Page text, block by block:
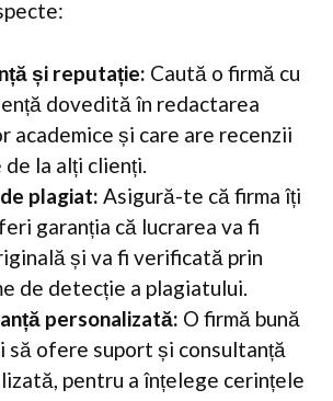
și reputație: Caută o firmă cu
dovedită în redactarea
academice și care are recenzii
la alți clienți.
plagiat: Asigură-te că firma îți
garanția că lucrarea va fi
și va fi verificată prin
de detecție a plagiatului.
personalizată: O firmă bună
să ofere suport și consultanță
pentru a înțelege cerințele